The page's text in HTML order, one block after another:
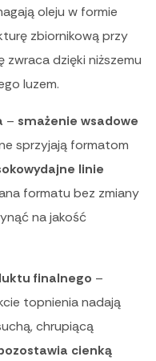
oleju w formie
zbiornikową przy
dzięki niższemu
luzem.
– smażenie wsadowe
sprzyjają formatom
linie
formatu bez zmiany
na jakość
finalnego –
topnienia nadają
chrupiącą
cienką